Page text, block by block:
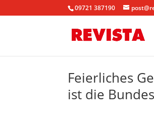
09721 387190
Feierliches
ist die